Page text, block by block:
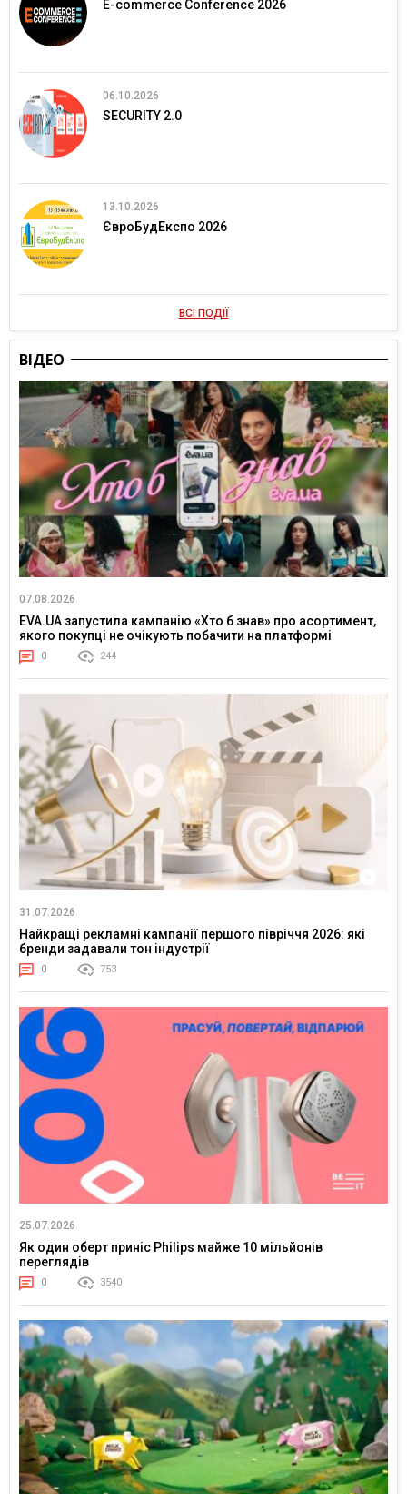
E-commerce Conference 2026
06.10.2026
SECURITY 2.0
13.10.2026
ЄвроБудЕкспо 2026
ВСІ ПОДІЇ
ВІДЕО
07.08.2026
EVA.UA запустила кампанію «Хто б знав» про асортимент,
якого покупці не очікують побачити на платформі
0 244
31.07.2026
Найкращі рекламні кампанії першого півріччя 2026: які
бренди задавали тон індустрії
0 753
25.07.2026
Як один оберт приніс Philips майже 10 мільйонів
переглядів
0 3540